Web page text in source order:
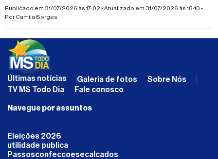
celulares para iniciantes e profissionais da área
Publicado em 31/07/2026 às 17:02 - Atualizado em 31/07/2026 às 18:10 -
PorCamila Borges
Últimas notícias Galeria de fotos
Sobre Nós
TV MS Todo Dia
Fale conosco
Navegue por assuntos
Eleições 2026
utilidade publica
Passosconfeccoesecalcados